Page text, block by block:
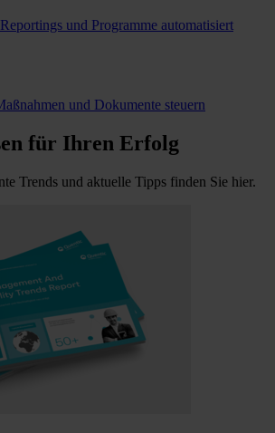
Reportings und Programme automatisiert
und Dokumente steuern
für Ihren Erfolg
Trends und aktuelle Tipps finden Sie hier.